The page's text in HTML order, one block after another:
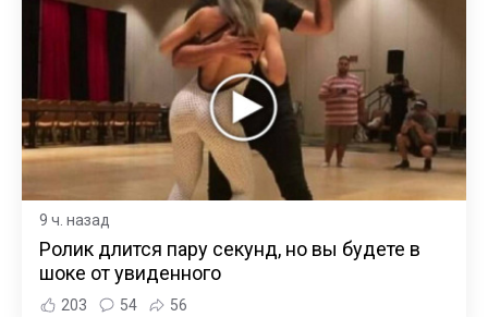
9 ч. назад
Ролик длится пару секунд, но вы будете в
шоке от увиденного
203 54 56